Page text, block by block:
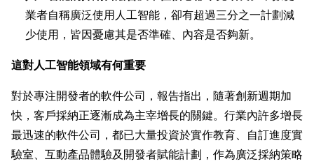
業者自稱廣泛使用人工智能，卻有超過三分之一計劃減
少使用，皆因憂慮其是否準確、內容是否夠新。
這對人工智能領域有何重要
對於專注開發者的軟件公司，報告指出，隨著創新週期加
快，客戶採納正逐漸成為主宰增長的關鍵。行業內許多增長
最迅速的軟件公司，都已大量投資於實作教育、自訂進度實
驗室、互動產品體驗及開發者賦能計劃，作為廣泛採納策略